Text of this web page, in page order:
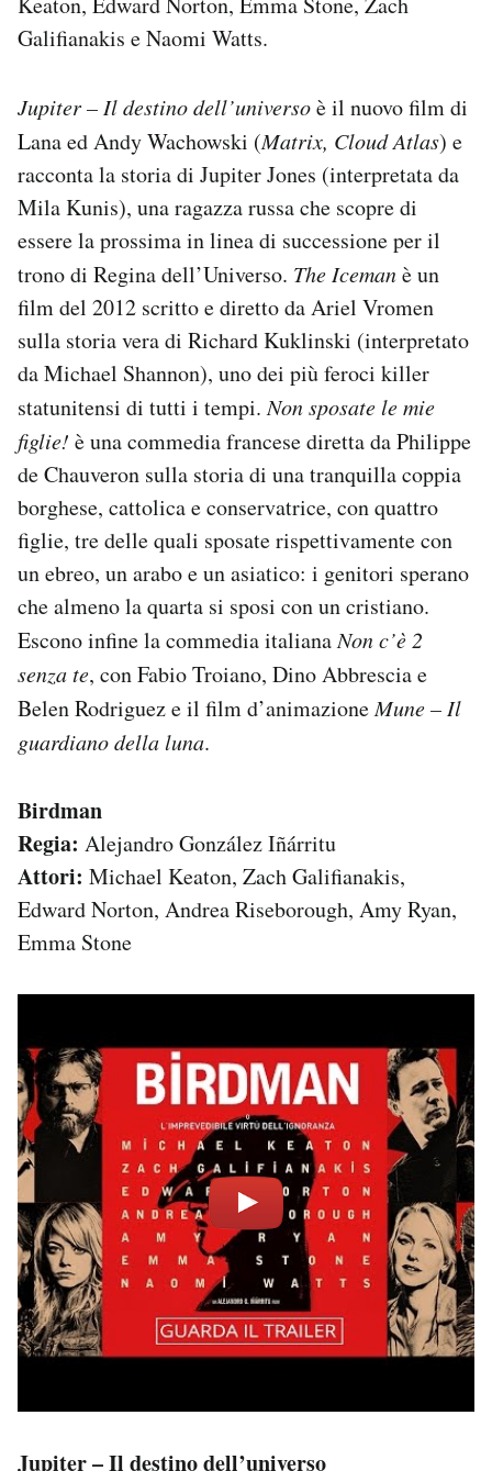
Notifiche mobile
Regala il Post
Galifianakis e Naomi Watts.
Jupiter – Il destino dell’universoè il nuovo film di
Lana ed Andy Wachowski (Matrix, Cloud Atlas) e
racconta la storia di Jupiter Jones (interpretata da
Mila Kunis), una ragazza russa che scopre di
essere la prossima in linea di successione per il
trono di Regina dell’Universo. The Icemanè un
film del 2012 scritto e diretto da Ariel Vromen
sulla storia vera di Richard Kuklinski (interpretato
da Michael Shannon), uno dei più feroci killer
statunitensi di tutti i tempi.Non sposate le mie
figlie! è una commedia francese diretta da Philippe
de Chauveron sulla storia di una tranquilla coppia
borghese, cattolica e conservatrice, con quattro
figlie, tre delle quali sposate rispettivamente con
un ebreo, un arabo e un asiatico: i genitori sperano
che almeno la quarta si sposi con un cristiano.
Escono infine la commedia italianaNon c’è 2
senza te, con Fabio Troiano, Dino Abbrescia e
Belen Rodriguez e il film d’animazioneMune – Il
guardiano della luna.
Birdman
Regia: Alejandro González Iñárritu
Attori: Michael Keaton, Zach Galifianakis,
Edward Norton, Andrea Riseborough, Amy Ryan,
Emma Stone
Jupiter – Il destino dell’universo